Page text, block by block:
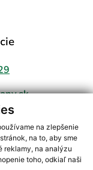
na zlepšenie
na to, aby sme
reklamy, na analýzu
toho, odkiaľ naši
s využitím RSS
stránok,web portál